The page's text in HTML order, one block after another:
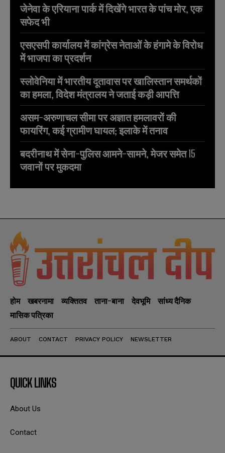
जेनेवा के एरियाना पार्क में दिखेंगे भारत के पांच मोर, एक
सफेद भी
एसएसपी कार्यालय में कांग्रेस नेताओं के हंगामे के विरोध
में भाजपा का प्रदर्शन
स्लोवेनिया में भारतीय दूतावास पर खालिस्तान समर्थकों
का हमला, विदेश मंत्रालय ने जताई कड़ी आपत्ति
असम-अरुणाचल सीमा पर अज्ञात हमलावरों की
फायरिंग, कई ग्रामीण घायल; इलाके में तनाव
बदरीनाथ में सेना-पुलिस आमने-सामने, मेजर समेत 15
जवानों पर मुकदमा
होम खबरनामा व्यक्तितव ताना-बाना देवभूमि
सांध्य दैनिक
मासिक पत्रिका
ABOUT CONTACT PRIVACY POLICY NEWSLETTER
QUICK LINKS
About Us
Contact